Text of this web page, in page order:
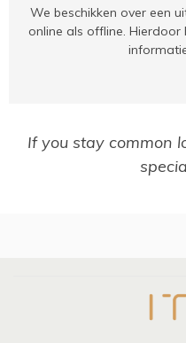
We beschikken over een
online als offline.
If you stay common